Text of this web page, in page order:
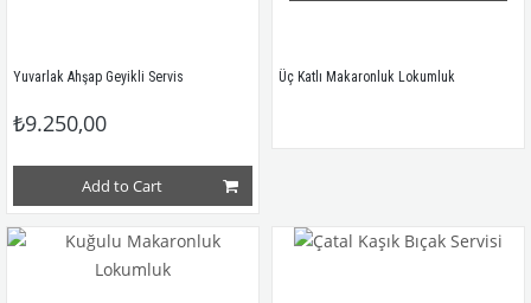
Yuvarlak Ahşap Geyikli Servis
₺9.250,00
Add to Cart
Üç Katlı Makaronluk Lokumluk